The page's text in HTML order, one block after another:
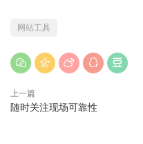
网站工具
上一篇
随时关注现场可靠性